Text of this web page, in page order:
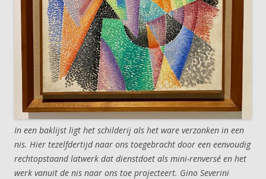
In een baklijst ligt het schilderij als het ware verzonken in een
nis. Hier tezelfdertijd naar ons toegebracht door een eenvoudig
rechtopstaand latwerk dat dienstdoet als mini-renversé en het
werk vanuit de nis naar ons toe projecteert. Gino Severini